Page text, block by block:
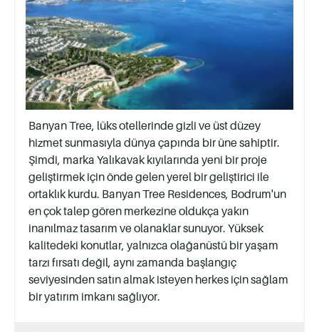
Banyan Tree, lüks otellerinde gizli ve üst düzey
hizmet sunmasıyla dünya çapında bir üne sahiptir.
Şimdi, marka Yalıkavak kıyılarında yeni bir proje
geliştirmek için önde gelen yerel bir geliştirici ile
ortaklık kurdu. Banyan Tree Residences, Bodrum'un
en çok talep gören merkezine oldukça yakın
inanılmaz tasarım ve olanaklar sunuyor. Yüksek
kalitedeki konutlar, yalnızca olağanüstü bir yaşam
tarzı fırsatı değil, aynı zamanda başlangıç
seviyesinden satın almak isteyen herkes için sağlam
bir yatırım imkanı sağlıyor.